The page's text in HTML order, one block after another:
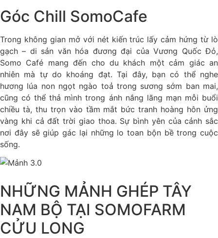
Góc Chill SomoCafe
Trong không gian mở với nét kiến trúc lấy cảm hứng từ lò
gạch – di sản văn hóa đương đại của Vương Quốc Đỏ,
Somo Café mang đến cho du khách một cảm giác an
nhiên mà tự do khoáng đạt. Tại đây, bạn có thể nghe
hương lúa non ngọt ngào toả trong sương sớm ban mai,
cũng có thể thả mình trong ánh nắng lãng mạn mỗi buổi
chiều tà, thu trọn vào tầm mắt bức tranh hoàng hôn ửng
vàng khi cả đất trời giao thoa. Sự bình yên của cảnh sắc
nơi đây sẽ giúp gác lại những lo toan bộn bề trong cuộc
sống.
NHỮNG MẢNH GHÉP TÂY
NAM BỘ TẠI SOMOFARM
CỬU LONG